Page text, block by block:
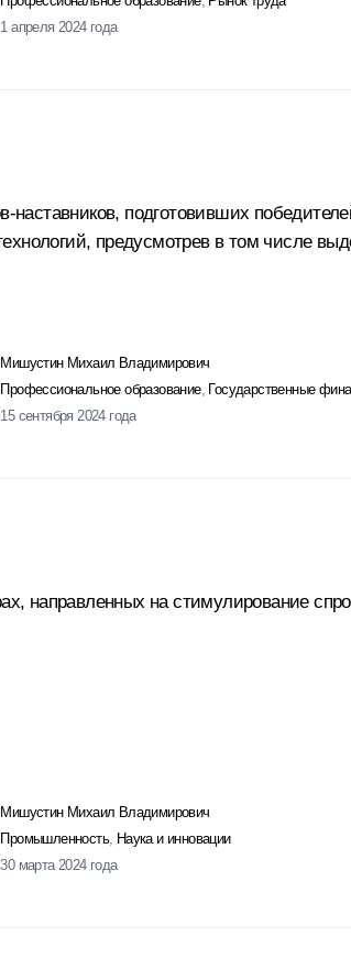
1 апреля 2024 года
наставников, подготовивших
предусмотрев в том числе
Мишустин Михаил Владимирович
Профессиональное образование, Государственные
15 сентября 2024 года
направленных на стимулирование
Мишустин Михаил Владимирович
Промышленность, Наука и инновации
30 марта 2024 года